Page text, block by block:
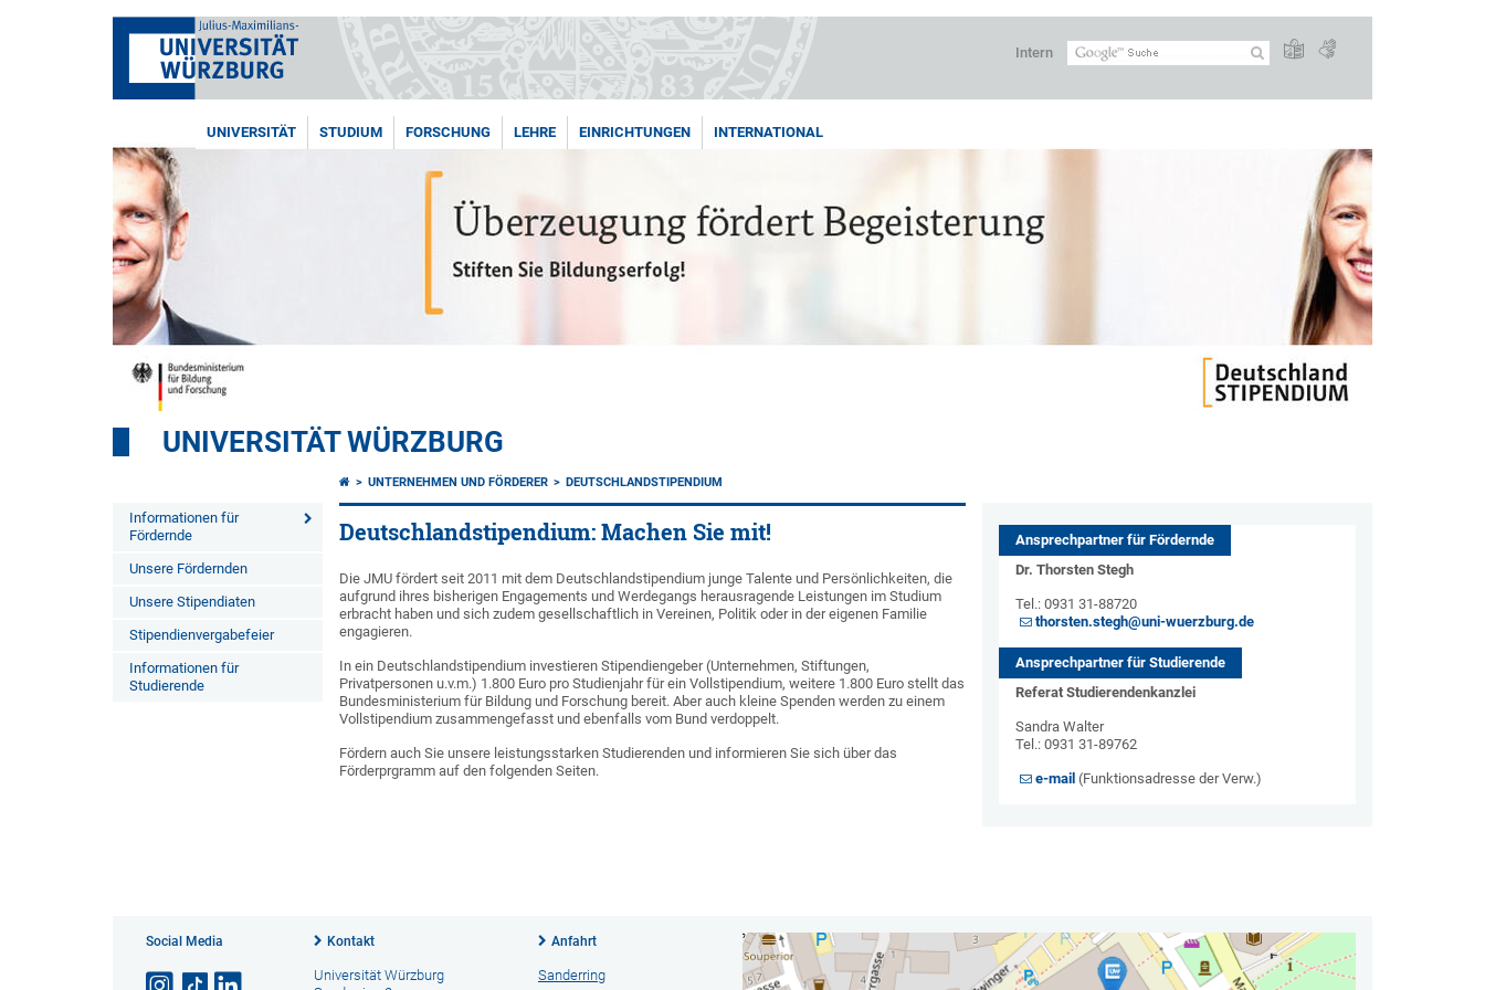
Intern
UNIVERSITÄT STUDIUM FORSCHUNG LEHRE EINRICHTUNGEN INTERNATIONAL
UNIVERSITÄT WÜRZBURG
Informationen für
Fördernde
Unsere Fördernden
Unsere Stipendiaten
Stipendienvergabefeier
Informationen für
Studierende
UNTERNEHMEN UND FÖRDERER DEUTSCHLANDSTIPENDIUM
Deutschlandstipendium: Machen Sie mit!
Die JMU fördert seit 2011 mit dem Deutschlandstipendium junge Talente und Persönlichkeiten, die
aufgrund ihres bisherigen Engagements und Werdegangs herausragende Leistungen im Studium
erbracht haben und sich zudem gesellschaftlich in Vereinen, Politik oder in der eigenen Familie
engagieren.
In ein Deutschlandstipendium investieren Stipendiengeber (Unternehmen, Stiftungen,
Privatpersonen u.v.m.) 1.800 Euro pro Studienjahr für ein Vollstipendium, weitere 1.800 Euro stellt das
Bundesministerium für Bildung und Forschung bereit. Aber auch kleine Spenden werden zu einem
Vollstipendium zusammengefasst und ebenfalls vom Bund verdoppelt.
Fördern auch Sie unsere leistungsstarken Studierenden und informieren Sie sich über das
Förderprgramm auf den folgenden Seiten.
Ansprechpartner für Fördernde
Dr. Thorsten Stegh
Tel.: 0931 31-88720
thorsten.stegh@uni-wuerzburg.de
Ansprechpartner für Studierende
Referat Studierendenkanzlei
Sandra Walter
Tel.: 0931 31-89762
e-mail (Funktionsadresse der Verw.)
Social Media Kontakt
Universität Würzburg
Anfahrt
Sanderring